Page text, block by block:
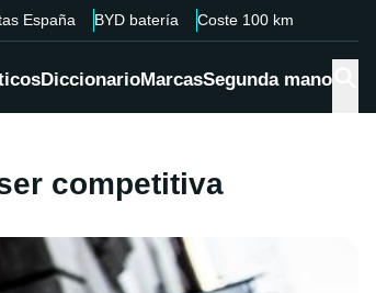
España BYD batería Coste 100 km
DiccionarioMarcasSegunda mano
competitiva